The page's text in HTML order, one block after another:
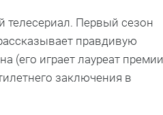
телесериал. Первый сезон
правдивую
(его играет лауреат премии
заключения в